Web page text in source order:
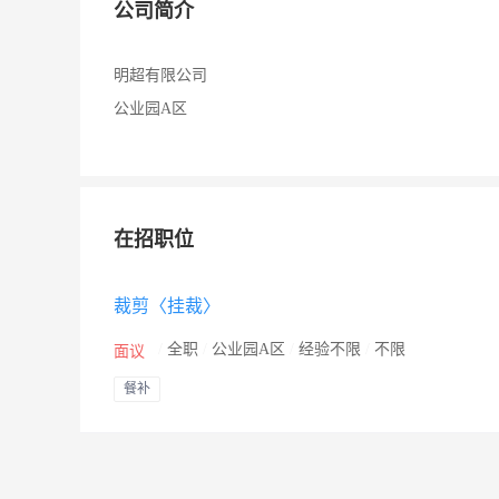
公司简介
明超有限公司
公业园A区
在招职位
裁剪〈挂裁〉
面议 全职 公业园A区 经验不限 不限
餐补